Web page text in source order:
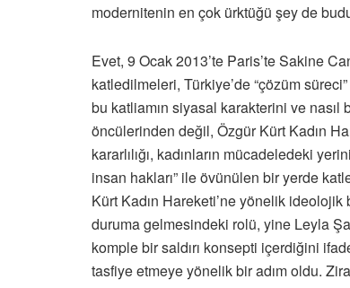
modernitenin en çok ürktüğü şey de
Evet, 9 Ocak 2013’te Paris’te Sakine
katledilmeleri, Türkiye’de “çözüm
bu katliamın siyasal karakterini ve nasıl
öncülerinden değil, Özgür Kürt Kadın
kararlılığı, kadınların mücadeledeki
insan hakları” ile övünülen bir yerde
Kürt Kadın Hareketi’ne yönelik
duruma gelmesindeki rolü, yine Leyla
komple bir saldırı konsepti içerdiğini
tasfiye etmeye yönelik bir adım oldu.